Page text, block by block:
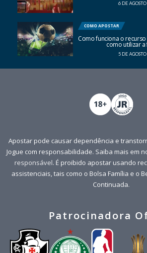
6 DE
COMO APOSTAR
Como funciona o recurso
como utilizar
5 DE
Apostar pode causar dependência e
Jogue com responsabilidade. Saiba mais em
responsável. É proibido apostar usando
assistenciais, tais como o Bolsa Família e o
Continuada.
Patrocinadora